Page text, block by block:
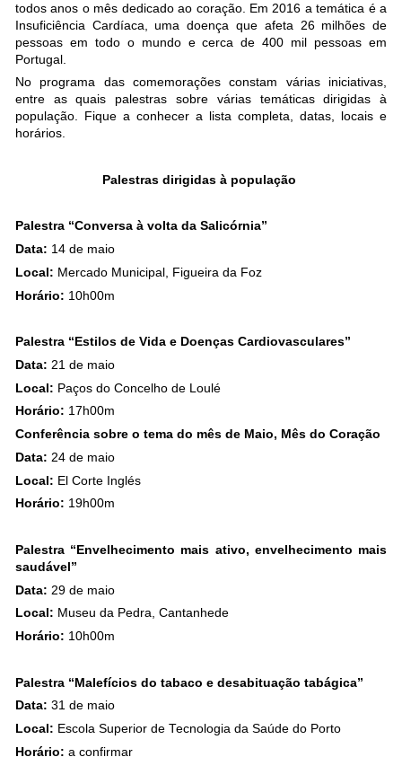
todos anos o mês dedicado ao coração. Em 2016 a temática é a
Insuficiência Cardíaca, uma doença que afeta 26 milhões de
pessoas em todo o mundo e cerca de 400 mil pessoas em
Portugal.
No programa das comemorações constam várias iniciativas,
entre as quais palestras sobre várias temáticas dirigidas à
população. Fique a conhecer a lista completa, datas, locais e
horários.
Palestras dirigidas à população
Palestra “Conversa à volta da Salicórnia”
Data: 14 de maio
Local: Mercado Municipal, Figueira da Foz
Horário: 10h00m
Palestra “Estilos de Vida e Doenças Cardiovasculares”
Data: 21 de maio
Local: Paços do Concelho de Loulé
Horário: 17h00m
Conferência sobre o tema do mês de Maio, Mês do Coração
Data: 24 de maio
Local: El Corte Inglés
Horário: 19h00m
Palestra “Envelhecimento mais ativo, envelhecimento mais
saudável”
Data: 29 de maio
Local: Museu da Pedra, Cantanhede
Horário: 10h00m
Palestra “Malefícios do tabaco e desabituação tabágica”
Data: 31 de maio
Local: Escola Superior de Tecnologia da Saúde do Porto
Horário: a confirmar